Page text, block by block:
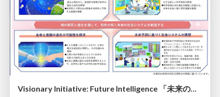
Visionary Initiative: Future Intelligence 「未来の知性と社会の礎を築く」｜Science Tokyo（東京科学大学）